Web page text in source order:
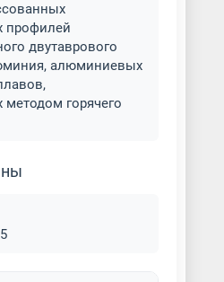
профилей
двутаврового
алюминиевых
горячего